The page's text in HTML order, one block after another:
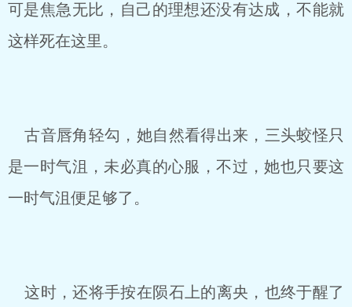
可是焦急无比，自己的理想还没有达成，不能就
这样死在这里。
古音唇角轻勾，她自然看得出来，三头蛟怪只
是一时气沮，未必真的心服，不过，她也只要这
一时气沮便足够了。
这时，还将手按在陨石上的离央，也终于醒了